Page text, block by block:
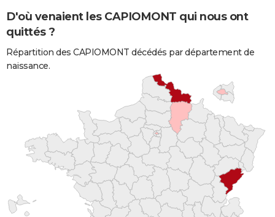
D'où venaient les CAPIOMONT qui nous ont
quittés ?
Répartition des CAPIOMONT décédés par département de
naissance.